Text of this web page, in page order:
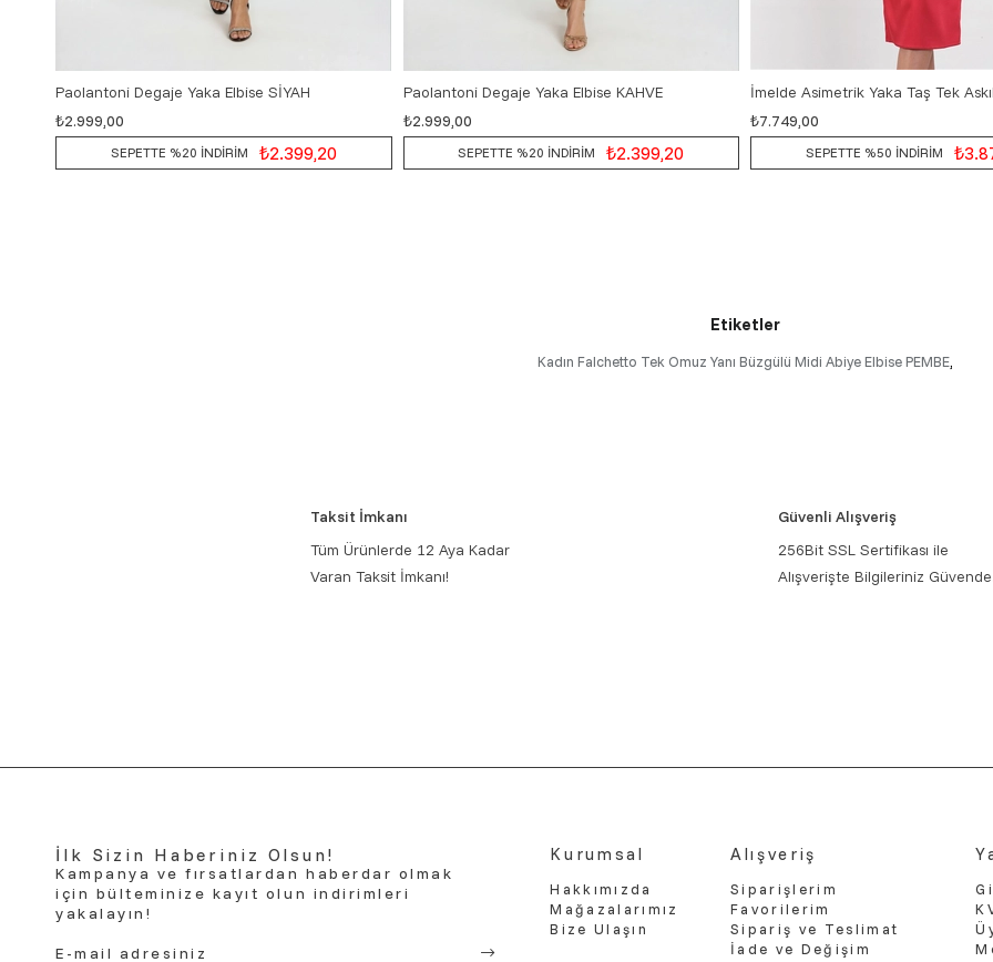
Paolantoni Degaje Yaka Elbise SİYAH
₺2.999,00
SEPETTE %20 İNDİRİM ₺2.399,20
Paolantoni Degaje Yaka Elbise KAHVE
₺2.999,00
SEPETTE %20 İNDİRİM ₺2.399,20
₺7.749,00
SEPETTE %50 İNDİRİM
Etiketler
Kadın Falchetto Tek Omuz Yanı Büzgülü Midi Abiye Elbise PEMBE,
Taksit İmkanı
Tüm Ürünlerde 12 Aya Kadar
Varan Taksit İmkanı!
Güvenli Alışveriş
256Bit SSL Sertifikası ile
Alışverişte Bilgileriniz
İlk Sizin Haberiniz Olsun!
Kampanya ve fırsatlardan haberdar olmak
için bülteminize kayıt olun indirimleri
yakalayın!
Kurumsal
Hakkımızda
Mağazalarımız
Bize Ulaşın
Alışveriş
Siparişlerim
Favorilerim
Sipariş ve Teslimat
İade ve Değişim